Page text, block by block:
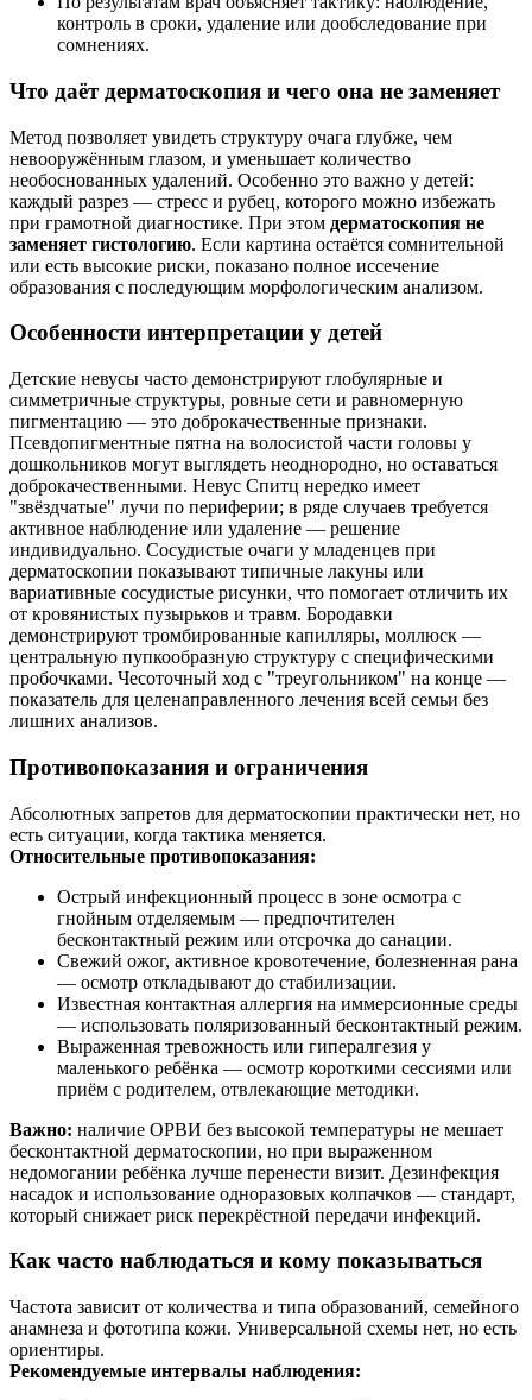
контроль в сроки, удаление или дообследование при
сомнениях.
Что даёт дерматоскопия и чего она не заменяет
Метод позволяет увидеть структуру очага глубже, чем
невооружённым глазом, и уменьшает количество
необоснованных удалений. Особенно это важно у детей:
каждый разрез — стресс и рубец, которого можно избежать
при грамотной диагностике. При этом дерматоскопия не
заменяет гистологию. Если картина остаётся сомнительной
или есть высокие риски, показано полное иссечение
образования с последующим морфологическим анализом.
Особенности интерпретации у детей
Детские невусы часто демонстрируют глобулярные и
симметричные структуры, ровные сети и равномерную
пигментацию — это доброкачественные признаки.
Псевдопигментные пятна на волосистой части головы у
дошкольников могут выглядеть неоднородно, но оставаться
доброкачественными. Невус Спитц нередко имеет
"звёздчатые" лучи по периферии; в ряде случаев требуется
активное наблюдение или удаление — решение
индивидуально. Сосудистые очаги у младенцев при
дерматоскопии показывают типичные лакуны или
вариативные сосудистые рисунки, что помогает отличить их
от кровянистых пузырьков и травм. Бородавки
демонстрируют тромбированные капилляры, моллюск —
центральную пупкообразную структуру с специфическими
пробочками. Чесоточный ход с "треугольником" на конце —
показатель для целенаправленного лечения всей семьи без
лишних анализов.
Противопоказания и ограничения
Абсолютных запретов для дерматоскопии практически нет, но
есть ситуации, когда тактика меняется.
Относительные противопоказания:
Острый инфекционный процесс в зоне осмотра с
гнойным отделяемым — предпочтителен
бесконтактный режим или отсрочка до санации.
Свежий ожог, активное кровотечение, болезненная рана
— осмотр откладывают до стабилизации.
Известная контактная аллергия на иммерсионные среды
— использовать поляризованный бесконтактный режим.
Выраженная тревожность или гипералгезия у
маленького ребёнка — осмотр короткими сессиями или
приём с родителем, отвлекающие методики.
Важно: наличие ОРВИ без высокой температуры не мешает
бесконтактной дерматоскопии, но при выраженном
недомогании ребёнка лучше перенести визит. Дезинфекция
насадок и использование одноразовых колпачков — стандарт,
который снижает риск перекрёстной передачи инфекций.
Как часто наблюдаться и кому показываться
Частота зависит от количества и типа образований, семейного
анамнеза и фототипа кожи. Универсальной схемы нет, но есть
ориентиры.
Рекомендуемые интервалы наблюдения: